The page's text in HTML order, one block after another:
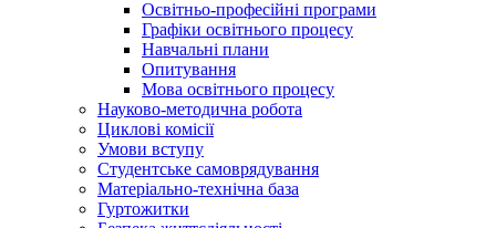
Освітньо-професійні програми
Графіки освітнього процесу
Навчальні плани
Опитування
Мова освітнього процесу
Науково-методична робота
Циклові комісії
Умови вступу
Студентське самоврядування
Матеріально-технічна база
Гуртожитки